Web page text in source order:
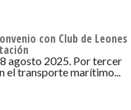
con Club de Leones
agosto 2025. Por tercer
el transporte marítimo...